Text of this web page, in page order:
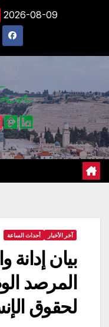
2026-08-09
آخر الأخبار أحداث الساعة
بيان
المرصد
لحقوق